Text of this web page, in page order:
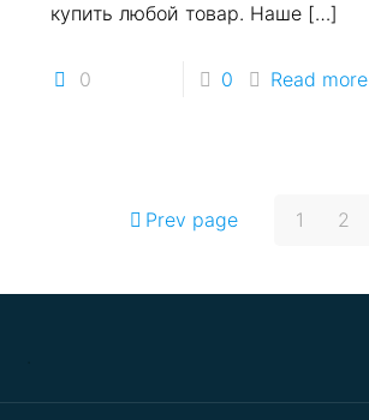
купить любой товар. Наше[…]
0 0 Read more
Prev page 1 2